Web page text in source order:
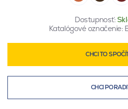
Dostupnosť:
Katalógové označenie:
CHCI TO
CHCI